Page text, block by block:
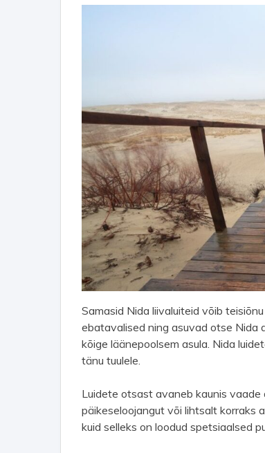
Samasid Nida liivaluiteid võib
ebatavalised ning asuvad otse Nida
kõige läänepoolsem asula. Nida
tänu tuulele.
Luidete otsast avaneb kaunis
päikeseloojangut või lihtsalt korraks
kuid selleks on loodud spetsiaalsed